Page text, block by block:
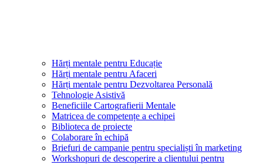
Hărți mentale pentru Educație
Hărți mentale pentru Afaceri
Hărți mentale pentru Dezvoltarea Personală
Tehnologie Asistivă
Beneficiile Cartografierii Mentale
Matricea de competențe a echipei
Biblioteca de proiecte
Colaborare în echipă
Briefuri de campanie pentru specialiști în marketing
Workshopuri de descoperire a clientului pentru